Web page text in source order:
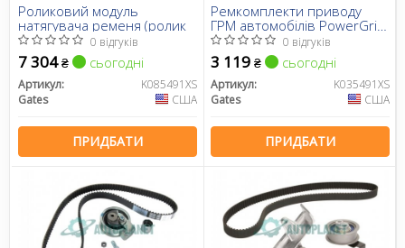
Роликовий модуль
натягувача ременя (ролик
0 відгуків
7 304₴ сьогодні
Артикул:
K085491XS
Gates
США
ПРИДБАТИ
Ремкомплекти приводу
ГРМ автомобілів PowerGrip
Kit (Вир-во Gates)
0 відгуків
3 119 ₴ сьогодні
Артикул:
K035491XS
Gates
США
ПРИДБАТИ